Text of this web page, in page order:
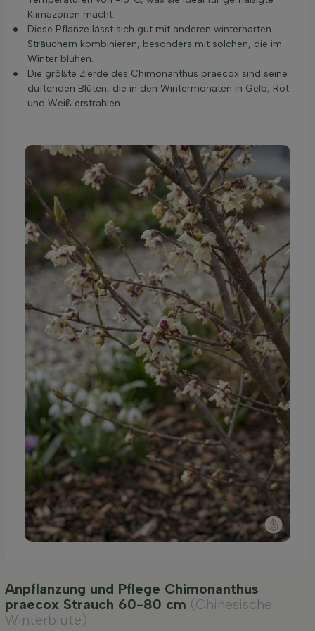
Klimazonen macht.
Diese Pflanze lässt sich gut mit anderen winterharten
Sträuchern kombinieren, besonders mit solchen, die im
Winter blühen.
Die größte Zierde des Chimonanthus praecox sind seine
duftenden Blüten, die in den Wintermonaten in Gelb, Rot
und Weiß erstrahlen.
Anpflanzung und Pflege Chimonanthus
praecox Strauch 60-80 cm (Chinesische
Winterblüte)